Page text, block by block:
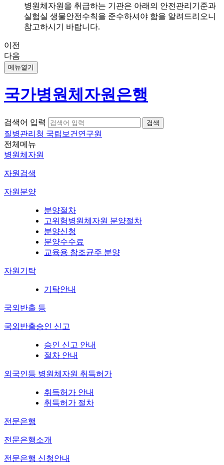
병원체자원을 취급하는 기관은 아래의 안전관리기준과
실험실 생물안전수칙을 준수하셔야 함을 알려드리오니
참고하시기 바랍니다.
이전
다음
메뉴열기
국가병원체자원은행
검색어 입력
질병관리청 국립보건연구원
전체메뉴
병원체자원
자원검색
자원분양
분양절차
고위험병원체자원 분양절차
분양신청
분양수수료
교육용 참조균주 분양
자원기탁
기탁안내
국외반출 등
국외반출승인 신고
승인 신고 안내
절차 안내
외국인등 병원체자원 취득허가
취득허가 안내
취득허가 절차
전문은행
전문은행소개
전문은행 신청안내